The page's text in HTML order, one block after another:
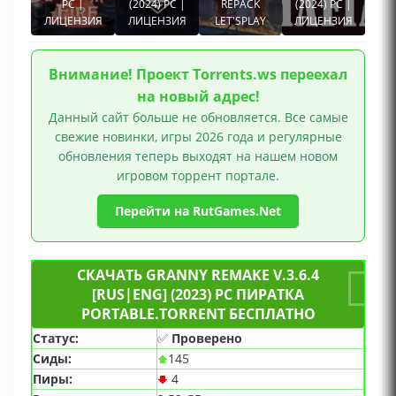
Протагонистка, Несколько концовок, Для одного
игрока, Поддержка субтитров, Скрытые
PC |
ЛИЦЕНЗИЯ
(2024) PC |
ЛИЦЕНЗИЯ
REPACK
LET'SРLAY
(2024) PC |
ЛИЦЕНЗИЯ
Внимание! Проект Torrents.ws переехал
на новый адрес!
Данный сайт больше не обновляется. Все самые
свежие новинки, игры 2026 года и регулярные
обновления теперь выходят на нашем новом
игровом торрент портале.
Перейти на RutGames.Net
СКАЧАТЬ GRANNY REMAKE V.3.6.4
[RUS|ENG] (2023) PC ПИРАТКА
PORTABLE.TORRENT БЕСПЛАТНО
Статус: ✅ Проверено
Сиды:
145
Пиры:
4